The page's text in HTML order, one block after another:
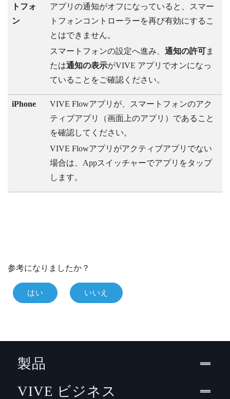
トフォ
ン
アプリ の通知がオフになっていると、スマー
トフォンコントローラーを再び有効にするこ
とはできません。
スマートフォンの設定へ進み、 通知の許可ま
たは通知の表示がVIVE アプリ でオンになっ
ていることをご確認ください。
iPhone VIVE Flowアプリ が、スマートフォンのアク
ティブアプリ（画面上のアプリ）であること
を確認してください。
VIVE Flowアプリ がアクティブアプリでない
場合は、Appスイッチャーでアプリをタップ
します。
参考になりましたか？
はい いいえ
製品
VIVE ビジネス